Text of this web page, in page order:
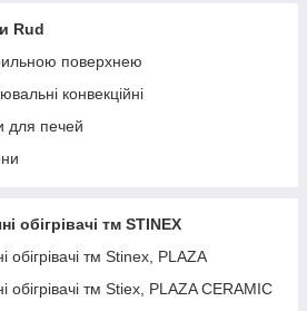
Rud
поверхнею
конвекційні
для печей
обігрівачі тм STINEX
обігрівачі тм Stinex, PLAZA
обігрівачі тм Stiex, PLAZA CERAMIC